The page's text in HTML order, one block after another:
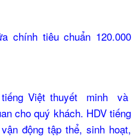
chính tiêu chuẩn 120.000
Việt thuyết minh và
cho quý khách. HDV tiếng
động tập thể, sinh hoạt,